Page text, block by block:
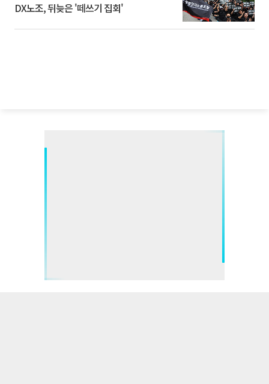
DX노조, 뒤늦은 '떼쓰기 집회'